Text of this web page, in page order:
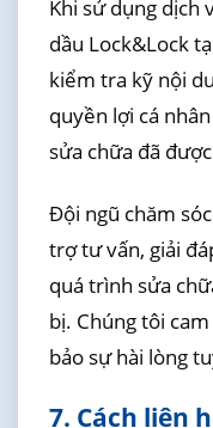
Khi sử dụng dịch
dầu Lock&Lock
kiểm tra kỹ nội
quyền lợi cá
sửa chữa đã
Đội ngũ chăm
trợ tư vấn, giải
quá trình sửa
bị. Chúng tôi
bảo sự hài lòng
7. Cách liên